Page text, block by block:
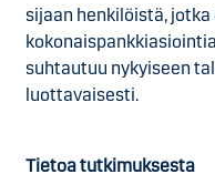
sijaan henkilöistä,
suhtautuu nykyiseen
luottavaisesti.
Tietoa tutkimuksesta